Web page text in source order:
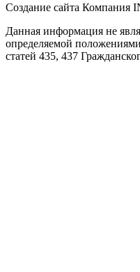
Создание сайта Компания
Данная информация не
определяемой положениями
статей 435, 437